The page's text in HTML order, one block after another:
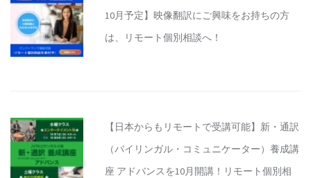
10月予定】映像翻訳にご興味をお持ちの方
は、リモート個別相談へ！
【日本からもリモートで受講可能】新・通訳
（バイリンガル・コミュニケーター）養成講
座 アドバンスを10月開講！リモート個別相